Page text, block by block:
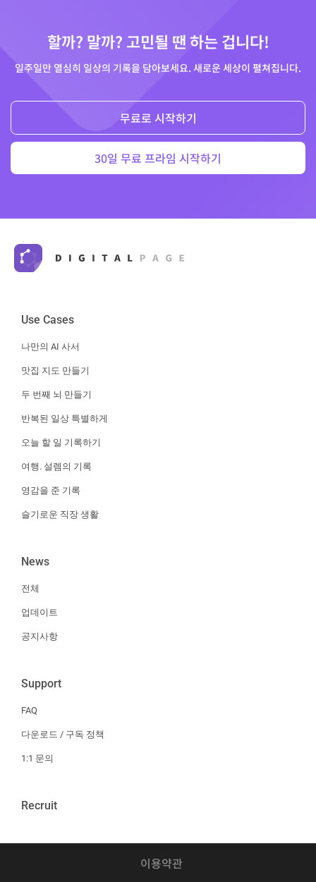
할까? 말까? 고민될 땐 하는 겁니다!
일주일만 열심히 일상의 기록을 담아보세요. 새로운 세상이 펼쳐집니다.
무료로 시작하기
30일 무료 프라임 시작하기
Use Cases
나만의 AI 사서
맛집 지도 만들기
두 번째 뇌 만들기
반복된 일상 특별하게
오늘 할 일 기록하기
여행. 설렘의 기록
영감을 준 기록
슬기로운 직장 생활
News
전체
업데이트
공지사항
Support
FAQ
다운로드 / 구독 정책
1:1 문의
Recruit
이용약관